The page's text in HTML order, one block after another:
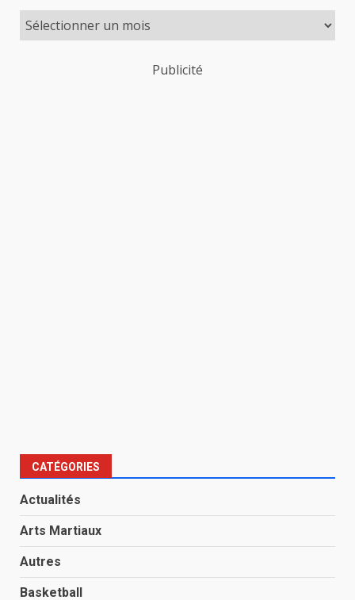
Publicité
CATÉGORIES
Actualités
Arts Martiaux
Autres
Basketball